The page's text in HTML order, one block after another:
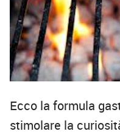
Ecco la formula
stimolare la